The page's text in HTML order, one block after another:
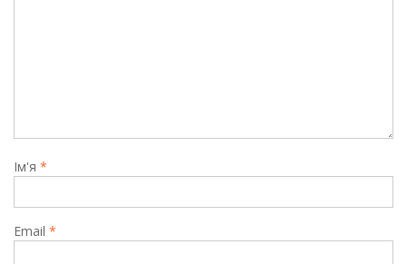
Ім'я *
Email *